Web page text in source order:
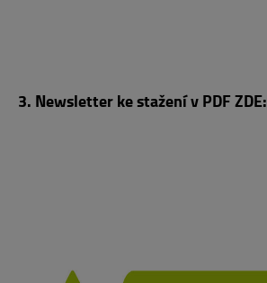
3. Newsletter ke stažení v PDF ZDE: